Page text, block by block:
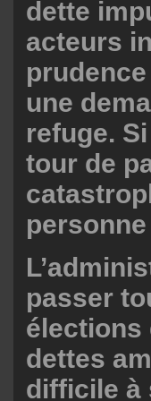
dette
acteurs
une
refuge.
tour de
passer
élections
dettes
difficile à